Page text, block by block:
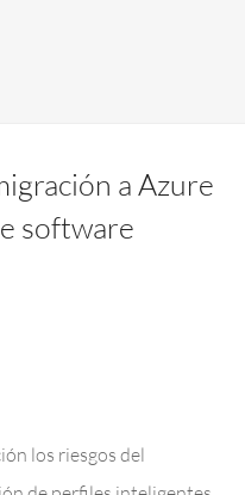
a Azure
software
los riesgos del